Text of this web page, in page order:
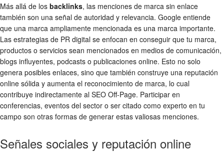
Más allá de los backlinks, las menciones de marca sin enlace
también son una señal de autoridad y relevancia. Google entiende
que una marca ampliamente mencionada es una marca importante.
Las estrategias de PR digital se enfocan en conseguir que tu marca,
productos o servicios sean mencionados en medios de comunicación,
blogs influyentes, podcasts o publicaciones online. Esto no solo
genera posibles enlaces, sino que también construye una reputación
online sólida y aumenta el reconocimiento de marca, lo cual
contribuye indirectamente al SEO Off-Page. Participar en
conferencias, eventos del sector o ser citado como experto en tu
campo son otras formas de generar estas valiosas menciones.
Señales sociales y reputación online